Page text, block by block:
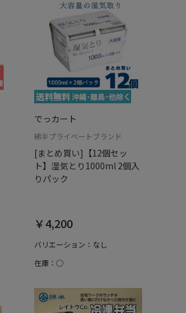
でっカート
綿半プライベートブランド
[まとめ買い]【12個セッ
ト】湿気とり1000ml 2個入
りパック
￥4,200
バリエーション：なし
在庫：○